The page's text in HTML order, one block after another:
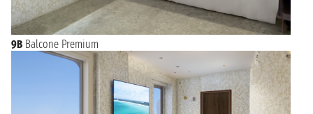
9B Balcone Premium